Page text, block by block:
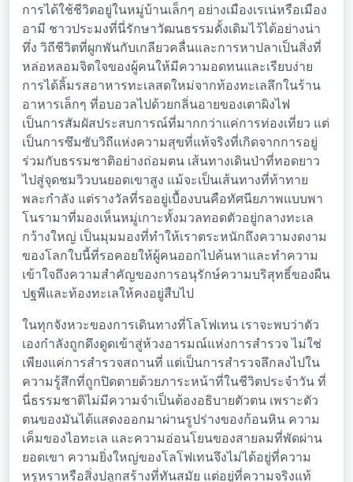
การได้ใช้ชีวิตอยู่ในหมู่บ้านเล็กๆ อย่างเมืองเรเน่หรือเมือง
อามี ชาวประมงที่นี่รักษาวัฒนธรรมดั้งเดิมไว้ได้อย่างน่า
ทึ่ง วิถีชีวิตที่ผูกพันกับเกลียวคลื่นและการหาปลาเป็นสิ่งที่
หล่อหลอมจิตใจของผู้คนให้มีความอดทนและเรียบง่าย
การได้ลิ้มรสอาหารทะเลสดใหม่จากท้องทะเลลึกในร้าน
อาหารเล็กๆ ที่อบอวลไปด้วยกลิ่นอายของเตาผิงไฟ
เป็นการสัมผัสประสบการณ์ที่มากกว่าแค่การท่องเที่ยว แต่
เป็นการซึมซับวิถีแห่งความสุขที่แท้จริงที่เกิดจากการอยู่
ร่วมกับธรรมชาติอย่างถ่อมตน เส้นทางเดินป่าที่ทอดยาว
ไปสู่จุดชมวิวบนยอดเขาสูง แม้จะเป็นเส้นทางที่ท้าทาย
พละกำลัง แต่รางวัลที่รออยู่เบื้องบนคือทัศนียภาพแบบพา
โนรามาที่มองเห็นหมู่เกาะทั้งมวลทอดตัวอยู่กลางทะเล
กว้างใหญ่ เป็นมุมมองที่ทำให้เราตระหนักถึงความงดงาม
ของโลกใบนี้ที่รอคอยให้ผู้คนออกไปค้นหาและทำความ
เข้าใจถึงความสำคัญของการอนุรักษ์ความบริสุทธิ์ของผืน
ปฐพีและท้องทะเลให้คงอยู่สืบไป
ในทุกจังหวะของการเดินทางที่โลโฟเทน เราจะพบว่าตัว
เองกำลังถูกดึงดูดเข้าสู่ห้วงอารมณ์แห่งการสำรวจ ไม่ใช่
เพียงแค่การสำรวจสถานที่ แต่เป็นการสำรวจลึกลงไปใน
ความรู้สึกที่ถูกปิดตายด้วยภาระหน้าที่ในชีวิตประจำวัน ที่
นี่ธรรมชาติไม่มีความจำเป็นต้องอธิบายตัวตน เพราะตัว
ตนของมันได้แสดงออกมาผ่านรูปร่างของก้อนหิน ความ
เค็มของไอทะเล และความอ่อนโยนของสายลมที่พัดผ่าน
ยอดเขา ความยิ่งใหญ่ของโลโฟเทนจึงไม่ได้อยู่ที่ความ
หรูหราหรือสิ่งปลูกสร้างที่ทันสมัย แต่อยู่ที่ความจริงแท้